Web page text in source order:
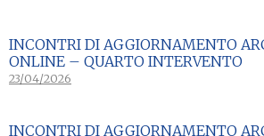
INCONTRI DI AGGIORNAMENTO
ONLINE – QUARTO INTERVENTO
23/04/2026
INCONTRI DI AGGIORNAMENTO